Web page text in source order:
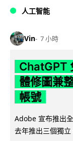
人工智能
Vin 7 小時
ChatGPT
體修圖兼
帳號
Adobe 宣布推出
去年推出三個獨